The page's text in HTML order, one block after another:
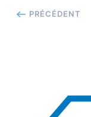
PRÉCÉDENT